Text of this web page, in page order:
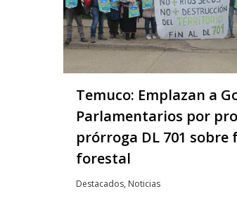
Temuco: Emplazan a
Parlamentarios por
prórroga DL 701 sobre
forestal
Destacados, Noticias